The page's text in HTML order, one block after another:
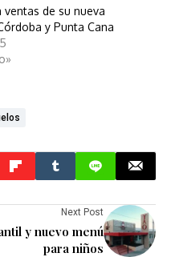
ventas de su nueva
y Punta Cana
Next Post
y nuevo menú
para niños